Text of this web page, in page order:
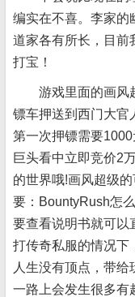
编实在不喜。李家的
道家各有所长，目前
打宝！
游戏里面的画风超
镖车押送到西门大官
第一次押镖需要
巨头看中立即竞价2
的世界哦!画风超级
要：BountyRush怎
要查看说明书就可以
打传奇私服的情况下
人生没有顶点，带
一路上会发生很多有